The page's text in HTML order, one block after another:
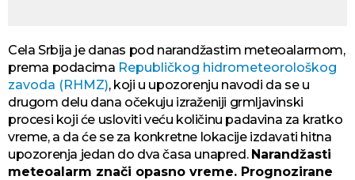
Cela Srbija je danas pod narandžastim meteoalarmom,
prema podacima Republičkog hidrometeorološkog
zavoda (RHMZ), koji u upozorenju navodi da se u
drugom delu dana očekuju izraženiji grmljavinski
procesi koji će usloviti veću količinu padavina za kratko
vreme, a da će se za konkretne lokacije izdavati hitna
upozorenja jedan do dva časa unapred. Narandžasti
meteoalarm znači opasno vreme. Prognozirane